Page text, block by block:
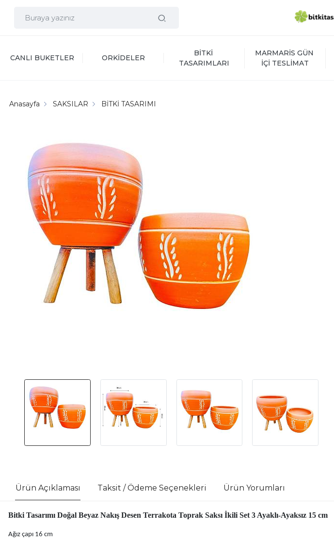
CANLI BUKETLER ORKİDELER
BİTKİ
TASARIMLARI
MARMARİS GÜN
İÇİ TESLİMAT
Anasayfa SAKSILAR BİTKİ TASARIMI
Ürün Açıklaması Taksit / Ödeme Seçenekleri Ürün Yorumları
Bitki Tasarımı Doğal Beyaz Nakış Desen Terrakota Toprak Saksı İkili Set 3 Ayaklı-Ayaksız 15 cm
Ağız çapı 16 cm